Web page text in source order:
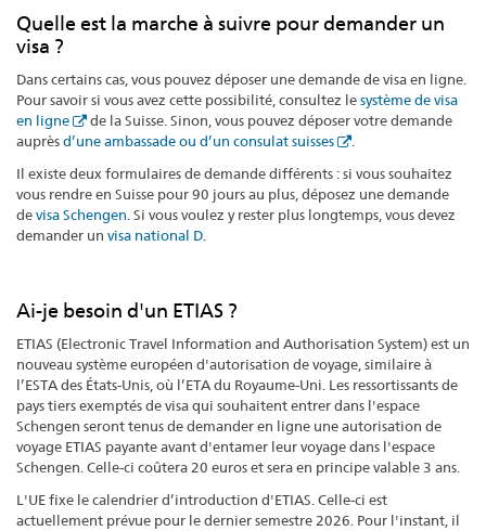
Quelle est la marche à suivre pour demander un
visa ?
Dans certains cas, vous pouvez déposer une demande de visa en ligne.
Pour savoir si vous avez cette possibilité, consultez lesystème de visa
en ligne
de la Suisse. Sinon, vous pouvez déposer votre demande
auprèsd’une ambassade ou d’un consulat suisses
Il existe deux formulaires de demande différents : si vous souhaitez
vous rendre en Suisse pour 90 jours au plus, déposez une demande
devisa Schengen . Si vous voulez y rester plus longtemps, vous devez
demander un visa national D
Ai-je besoin d'un ETIAS ?
ETIAS (Electronic Travel Information and Authorisation System) est un
nouveau système européen d'autorisation de voyage, similaire à
l’ESTA des États-Unis, où l’ETA du Royaume-Uni. Les ressortissants de
pays tiers exemptés de visa qui souhaitent entrer dans l'espace
Schengen seront tenus de demander en ligne une autorisation de
voyage ETIAS payante avant d'entamer leur voyage dans l'espace
Schengen. Celle-ci coûtera 20 euros et sera en principe valable 3 ans.
L'UE fixe le calendrier d’introduction d'ETIAS. Celle-ci est
actuellement prévue pour le dernier semestre 2026. Pour l'instant, il